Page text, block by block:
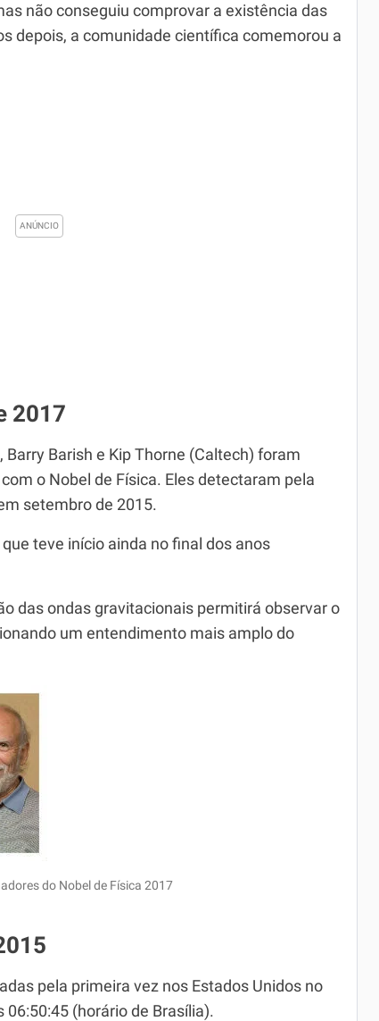
não conseguiu comprovar a existência das
depois, a comunidade científica comemorou a
2017
Barish e Kip Thorne (Caltech) foram
o Nobel de Física. Eles detectaram pela
setembro de 2015.
teve início ainda no final dos anos
das ondas gravitacionais permitirá observar o
um entendimento mais amplo do
do Nobel de Física 2017
pela primeira vez nos Estados Unidos no
(horário de Brasília).